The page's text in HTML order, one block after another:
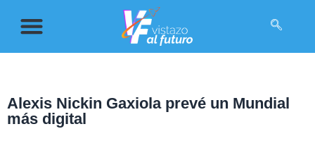
Alexis Nickin Gaxiola prevé un Mundial
más digital